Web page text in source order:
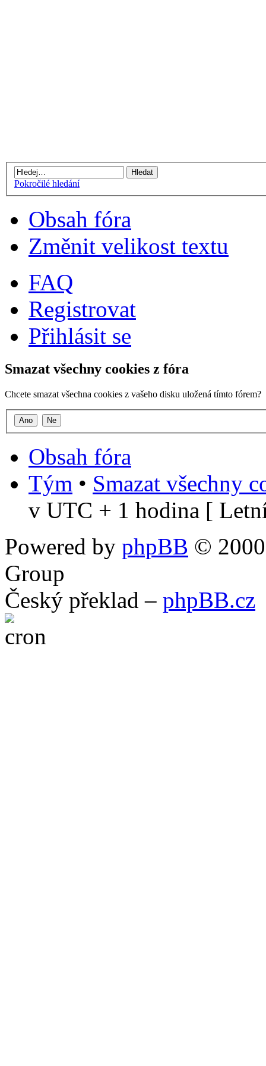
Pokročilé hledání
Obsah fóra
Změnit velikost textu
FAQ
Registrovat
Přihlásit se
Smazat všechny cookies z fóra
Chcete smazat všechna cookies z vašeho disku uložená tímto fórem?
Obsah fóra
Tým • Smazat všechny
v UTC + 1 hodina [
Powered by phpBB ©
Group
Český překlad – phpBB.cz